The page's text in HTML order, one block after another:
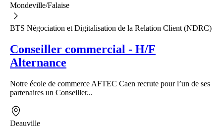
Mondeville/Falaise
BTS Négociation et Digitalisation de la Relation Client (NDRC)
Conseiller commercial - H/F
Alternance
Notre école de commerce AFTEC Caen recrute pour l’un de ses
partenaires un Conseiller...
Deauville